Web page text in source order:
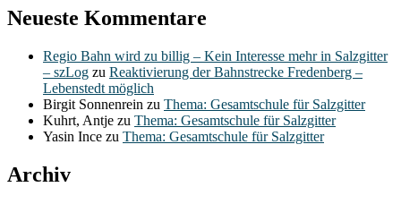
Neueste Kommentare
Regio Bahn wird zu billig – Kein Interesse mehr in Salzgitter
– szLog zu Reaktivierung der Bahnstrecke Fredenberg –
Lebenstedt möglich
Birgit Sonnenrein zu Thema: Gesamtschule für Salzgitter
Kuhrt, Antje zu Thema: Gesamtschule für Salzgitter
Yasin Ince zu Thema: Gesamtschule für Salzgitter
Archiv